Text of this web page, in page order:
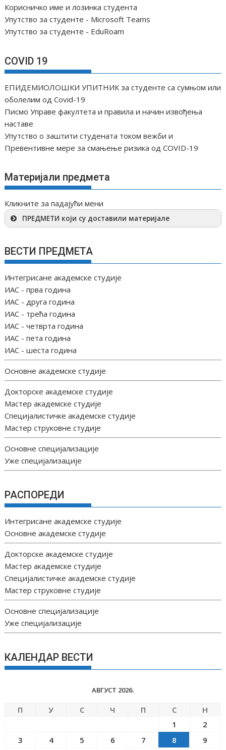
Корисничко име и лозинка студента
Упутство за студенте - Microsoft Teams
Упутство за студенте - EduRoam
COVID 19
ЕПИДЕМИОЛОШКИ УПИТНИК за студенте са сумњом или
оболелим од Covid-19
Писмо Управе факултета и правила и начин извођења
наставе
Упутство о заштити студената током вежби и
Превентивне мере за смањење ризика од COVID-19
Материјали предмета
Кликните за падајући мени
ПРЕДМЕТИ који су доставили материјале
ВЕСТИ ПРЕДМЕТА
Интегрисане академске студије
ИАС - прва година
ИАС - друга година
ИАС - трећа година
ИАС - четврта година
ИАС - пета година
ИАС - шеста година
Основне академске студије
Докторске академске студије
Мастер академске студије
Специјалистичке академске студије
Мастер струковне студије
Основне специјализације
Уже специјализације
РАСПОРЕДИ
Интегрисане академске студије
Основне академске студије
Докторске академске студије
Мастер академске студије
Специјалистичке академске студије
Мастер струковне студије
Основне специјализације
Уже специјализације
КАЛЕНДАР ВЕСТИ
АВГУСТ 2026.
П У С Ч П С Н
1
2
3
4 5 6 7 8
9